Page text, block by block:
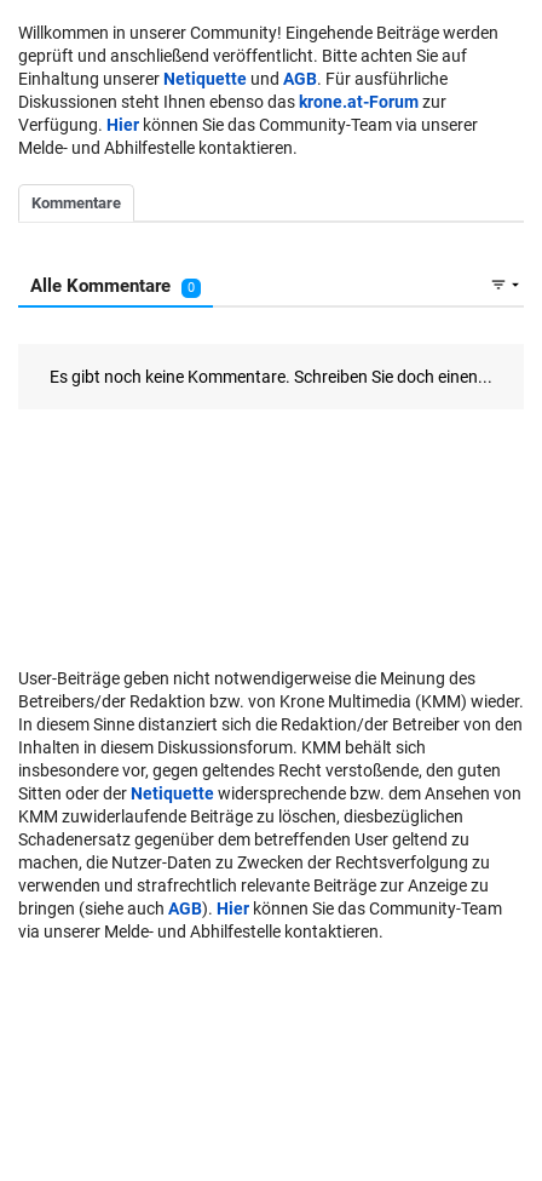
Willkommen in unserer Community! Eingehende Beiträge werden
geprüft und anschließend veröffentlicht. Bitte achten Sie auf
Einhaltung unsererNetiquette und AGB. Für ausführliche
Diskussionen steht Ihnen ebenso das krone.at-Forumzur
Verfügung. Hier können Sie das Community-Team via unserer
Melde- und Abhilfestelle kontaktieren.
User-Beiträge geben nicht notwendigerweise die Meinung des
Betreibers/der Redaktion bzw. von Krone Multimedia (KMM) wieder.
In diesem Sinne distanziert sich die Redaktion/der Betreiber von den
Inhalten in diesem Diskussionsforum. KMM behält sich
insbesondere vor, gegen geltendes Recht verstoßende, den guten
Sitten oder derNetiquettewidersprechende bzw. dem Ansehen von
KMM zuwiderlaufende Beiträge zu löschen, diesbezüglichen
Schadenersatz gegenüber dem betreffenden User geltend zu
machen, die Nutzer-Daten zu Zwecken der Rechtsverfolgung zu
verwenden und strafrechtlich relevante Beiträge zur Anzeige zu
bringen (siehe auch AGB). Hier können Sie das Community-Team
via unserer Melde- und Abhilfestelle kontaktieren.